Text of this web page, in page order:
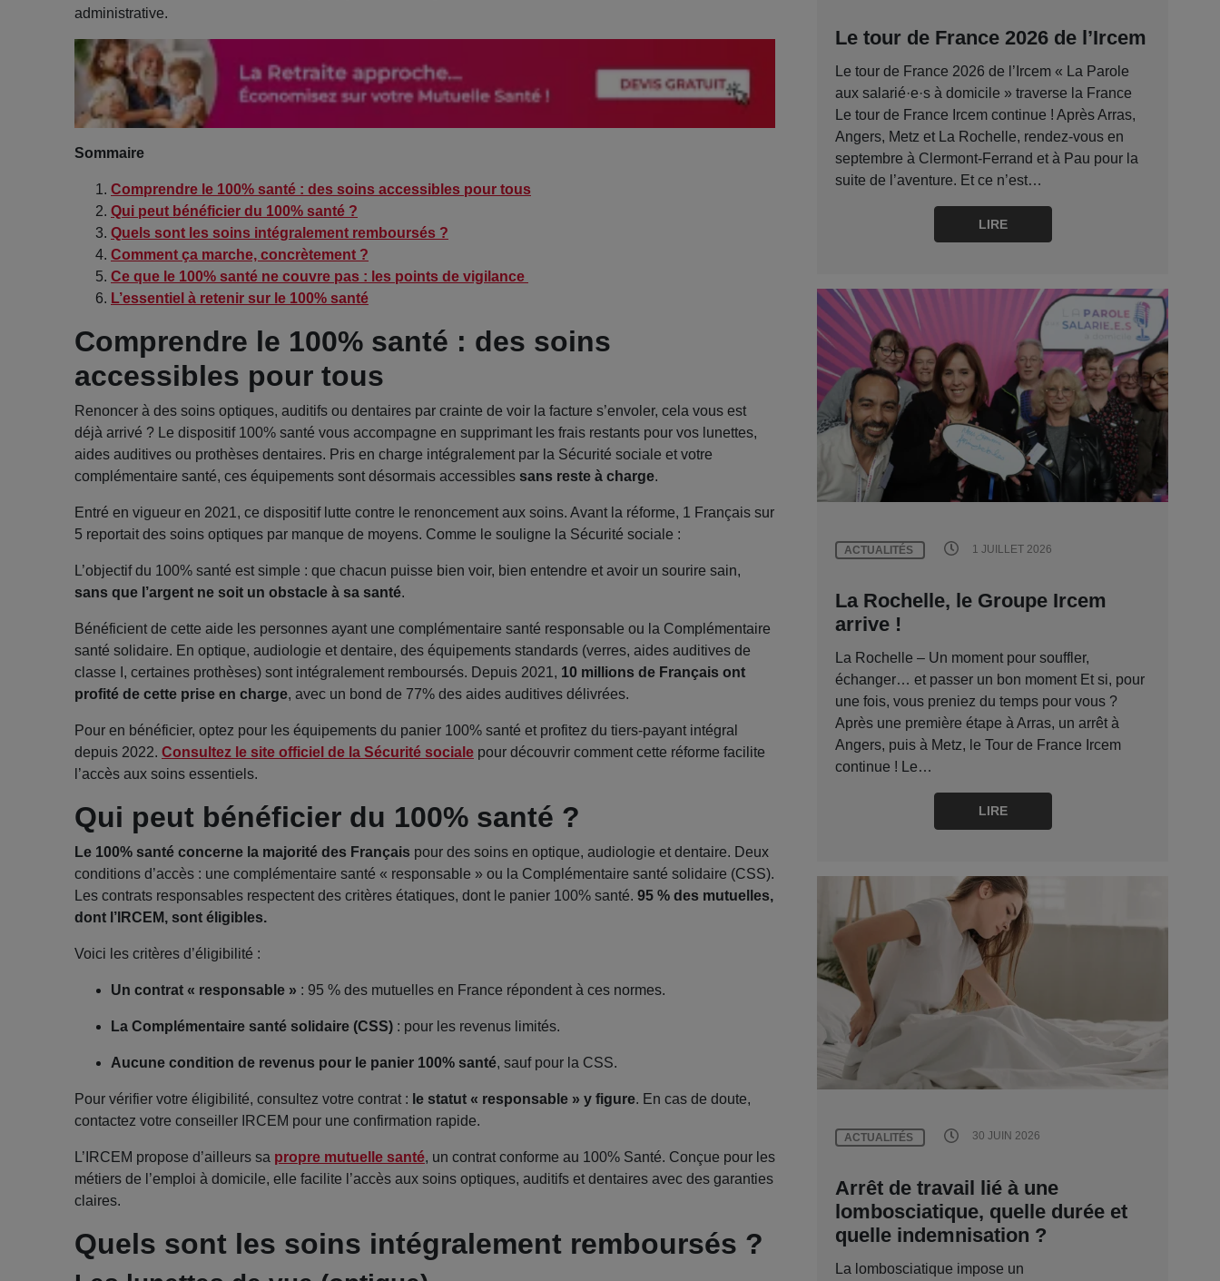
administrative.
Sommaire
Comprendre le 100% santé : des soins accessibles pour tous
Qui peut bénéficier du 100% santé ?
Quels sont les soins intégralement remboursés ?
Comment ça marche, concrètement ?
Ce que le 100% santé ne couvre pas : les points de vigilance
L’essentiel à retenir sur le 100% santé
Comprendre le 100% santé : des soins
accessibles pour tous
Renoncer à des soins optiques, auditifs ou dentaires par crainte de voir la facture s’envoler, cela vous est
déjà arrivé ? Le dispositif 100% santé vous accompagne en supprimant les frais restants pour vos lunettes,
aides auditives ou prothèses dentaires. Pris en charge intégralement par la Sécurité sociale et votre
complémentaire santé, ces équipements sont désormais accessibles sans reste à charge.
Entré en vigueur en 2021, ce dispositif lutte contre le renoncement aux soins. Avant la réforme, 1 Français sur
5 reportait des soins optiques par manque de moyens. Comme le souligne la Sécurité sociale :
L’objectif du 100% santé est simple : que chacun puisse bien voir, bien entendre et avoir un sourire sain,
sans que l’argent ne soit un obstacle à sa santé.
Bénéficient de cette aide les personnes ayant une complémentaire santé responsable ou la Complémentaire
santé solidaire. En optique, audiologie et dentaire, des équipements standards (verres, aides auditives de
classe I, certaines prothèses) sont intégralement remboursés. Depuis 2021, 10 millions de Français ont
profité de cette prise en charge, avec un bond de 77% des aides auditives délivrées.
Pour en bénéficier, optez pour les équipements du panier 100% santé et profitez du tiers-payant intégral
depuis 2022. Consultez le site officiel de la Sécurité sociale pour découvrir comment cette réforme facilite
l’accès aux soins essentiels.
Qui peut bénéficier du 100% santé ?
Le 100% santé concerne la majorité des Français pour des soins en optique, audiologie et dentaire. Deux
conditions d’accès : une complémentaire santé « responsable » ou la Complémentaire santé solidaire (CSS).
Les contrats responsables respectent des critères étatiques, dont le panier 100% santé. 95 % des mutuelles,
dont l’IRCEM, sont éligibles.
Voici les critères d’éligibilité :
Un contrat « responsable » : 95 % des mutuelles en France répondent à ces normes.
La Complémentaire santé solidaire (CSS) : pour les revenus limités.
Aucune condition de revenus pour le panier 100% santé, sauf pour la CSS.
Pour vérifier votre éligibilité, consultez votre contrat : le statut « responsable » y figure. En cas de doute,
contactez votre conseiller IRCEM pour une confirmation rapide.
L’IRCEM propose d’ailleurs sa propre mutuelle santé, un contrat conforme au 100% Santé. Conçue pour les
métiers de l’emploi à domicile, elle facilite l’accès aux soins optiques, auditifs et dentaires avec des garanties
claires.
Quels sont les soins intégralement remboursés ?
Le tour de France 2026 de l’Ircem
Le tour de France 2026 de l’Ircem « La Parole
aux salarié·e·s à domicile » traverse la France
Le tour de France Ircem continue ! Après Arras,
Angers, Metz et La Rochelle, rendez-vous en
septembre à Clermont-Ferrand et à Pau pour la
suite de l’aventure. Et ce n’est…
LIRE
ACTUALITÉS 1 JUILLET 2026
La Rochelle, le Groupe Ircem
arrive !
La Rochelle – Un moment pour souffler,
échanger… et passer un bon moment Et si, pour
une fois, vous preniez du temps pour vous ?
Après une première étape à Arras, un arrêt à
Angers, puis à Metz, le Tour de France Ircem
continue ! Le…
LIRE
ACTUALITÉS 30 JUIN 2026
Arrêt de travail lié à une
lombosciatique, quelle durée et
quelle indemnisation ?
La lombosciatique impose un